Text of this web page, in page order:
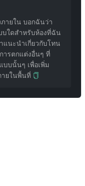
ายใน บอกฉันว่า
บใดสำหรับห้องที่ฉัน
แนะนำเกี่ยวกับโทน
ารตกแต่งอื่นๆ ที่
บบนั้นๆ เพื่อเพิ่ม
ายในพื้นที่